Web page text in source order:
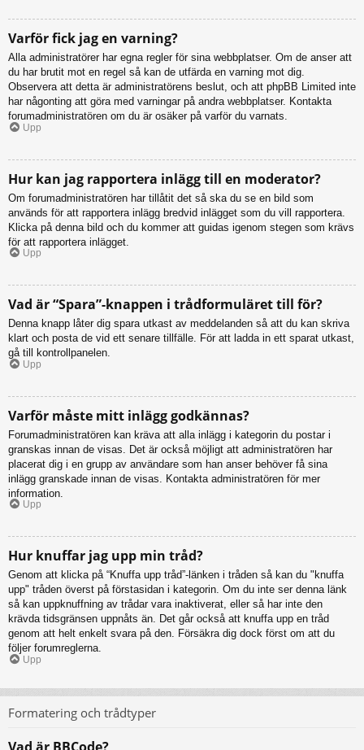
Varför fick jag en varning?
Alla administratörer har egna regler för sina webbplatser. Om de anser att
du har brutit mot en regel så kan de utfärda en varning mot dig.
Observera att detta är administratörens beslut, och att phpBB Limited inte
har någonting att göra med varningar på andra webbplatser. Kontakta
forumadministratören om du är osäker på varför du varnats.
Upp
Hur kan jag rapportera inlägg till en moderator?
Om forumadministratören har tillåtit det så ska du se en bild som
används för att rapportera inlägg bredvid inlägget som du vill rapportera.
Klicka på denna bild och du kommer att guidas igenom stegen som krävs
för att rapportera inlägget.
Upp
Vad är “Spara”-knappen i trådformuläret till för?
Denna knapp låter dig spara utkast av meddelanden så att du kan skriva
klart och posta de vid ett senare tillfälle. För att ladda in ett sparat utkast,
gå till kontrollpanelen.
Upp
Varför måste mitt inlägg godkännas?
Forumadministratören kan kräva att alla inlägg i kategorin du postar i
granskas innan de visas. Det är också möjligt att administratören har
placerat dig i en grupp av användare som han anser behöver få sina
inlägg granskade innan de visas. Kontakta administratören för mer
information.
Upp
Hur knuffar jag upp min tråd?
Genom att klicka på “Knuffa upp tråd”-länken i tråden så kan du "knuffa
upp" tråden överst på förstasidan i kategorin. Om du inte ser denna länk
så kan uppknuffning av trådar vara inaktiverat, eller så har inte den
krävda tidsgränsen uppnåts än. Det går också att knuffa upp en tråd
genom att helt enkelt svara på den. Försäkra dig dock först om att du
följer forumreglerna.
Upp
Formatering och trådtyper